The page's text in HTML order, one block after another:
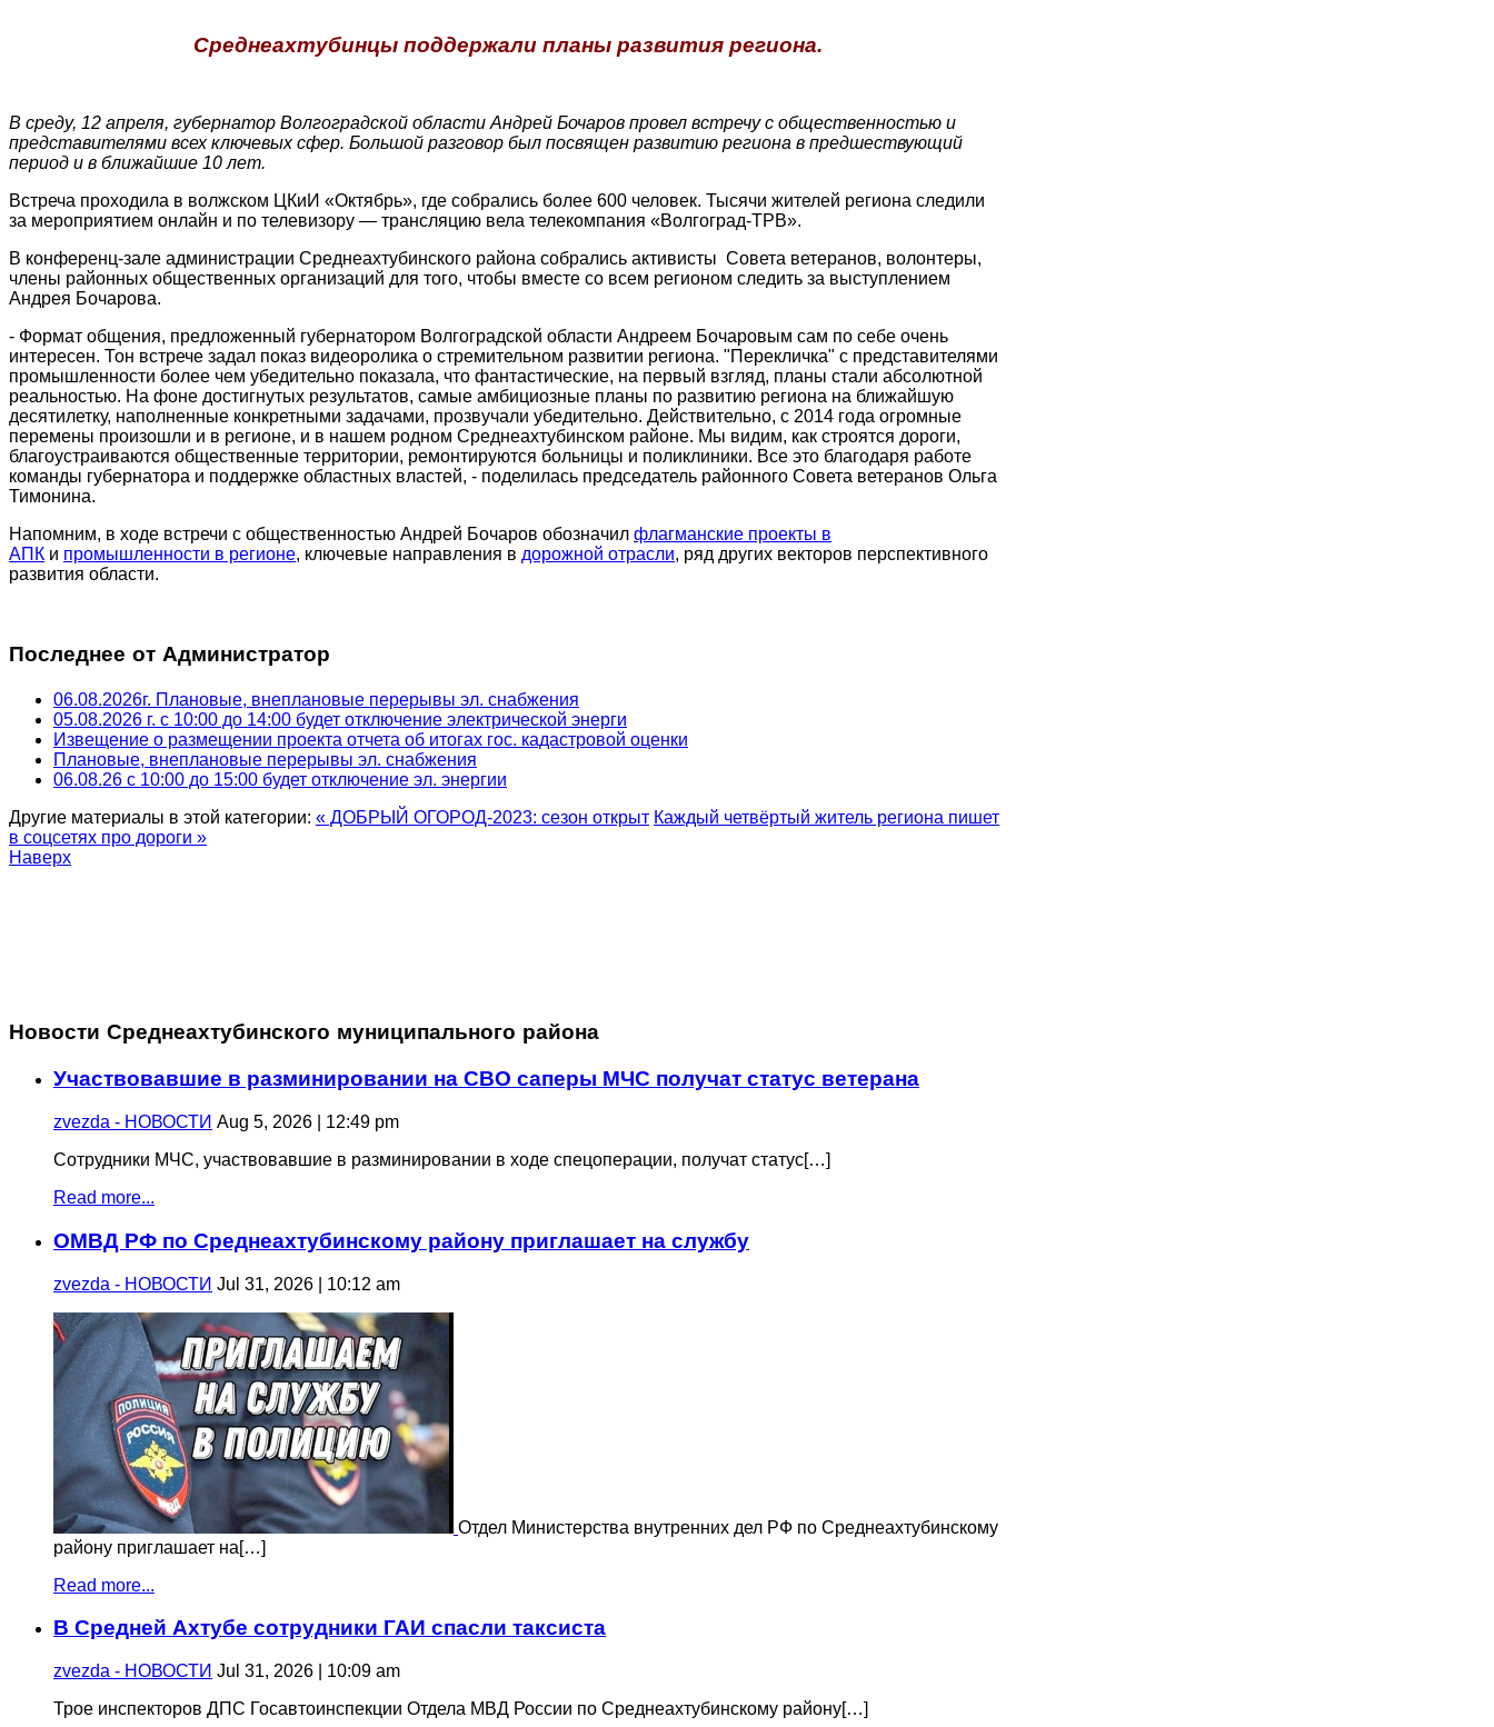
Среднеахтубинцы поддержали планы развития региона.
В среду, 12 апреля, губернатор Волгоградской области Андрей Бочаров провел встречу с общественностью и
представителями всех ключевых сфер. Большой разговор был посвящен развитию региона в предшествующий
период и в ближайшие 10 лет.
Встреча проходила в волжском ЦКиИ «Октябрь», где собрались более 600 человек. Тысячи жителей региона следили
за мероприятием онлайн и по телевизору — трансляцию вела телекомпания «Волгоград-ТРВ».
В конференц-зале администрации Среднеахтубинского района собрались активисты Совета ветеранов, волонтеры,
члены районных общественных организаций для того, чтобы вместе со всем регионом следить за выступлением
Андрея Бочарова.
- Формат общения, предложенный губернатором Волгоградской области Андреем Бочаровым сам по себе очень
интересен. Тон встрече задал показ видеоролика о стремительном развитии региона. "Перекличка" с представителями
промышленности более чем убедительно показала, что фантастические, на первый взгляд, планы стали абсолютной
реальностью. На фоне достигнутых результатов, самые амбициозные планы по развитию региона на ближайшую
десятилетку, наполненные конкретными задачами, прозвучали убедительно. Действительно, с 2014 года огромные
перемены произошли и в регионе, и в нашем родном Среднеахтубинском районе. Мы видим, как строятся дороги,
благоустраиваются общественные территории, ремонтируются больницы и поликлиники. Все это благодаря работе
команды губернатора и поддержке областных властей, - поделилась председатель районного Совета ветеранов Ольга
Тимонина.
Напомним, в ходе встречи с общественностью Андрей Бочаров обозначил флагманские проекты в
АПК и промышленности в регионе, ключевые направления в дорожной отрасли, ряд других векторов перспективного
развития области.
Последнее от Администратор
06.08.2026г. Плановые, внеплановые перерывы эл. снабжения
05.08.2026 г. с 10:00 до 14:00 будет отключение электрической энерги
Извещение о размещении проекта отчета об итогах гос. кадастровой оценки
Плановые, внеплановые перерывы эл. снабжения
06.08.26 с 10:00 до 15:00 будет отключение эл. энергии
Другие материалы в этой категории: « ДОБРЫЙ ОГОРОД-2023: сезон открыт Каждый четвёртый житель региона пишет
в соцсетях про дороги »
Наверх
Новости Среднеахтубинского муниципального района
Участвовавшие в разминировании на СВО саперы МЧС получат статус ветерана
zvezda - НОВОСТИ Aug 5, 2026 | 12:49 pm
Сотрудники МЧС, участвовавшие в разминировании в ходе спецоперации, получат статус[…]
Read more...
ОМВД РФ по Среднеахтубинскому району приглашает на службу
zvezda - НОВОСТИ Jul 31, 2026 | 10:12 am
Отдел Министерства внутренних дел РФ по Среднеахтубинскому
району приглашает на[…]
Read more...
В Средней Ахтубе сотрудники ГАИ спасли таксиста
zvezda - НОВОСТИ Jul 31, 2026 | 10:09 am
Трое инспекторов ДПС Госавтоинспекции Отдела МВД России по Среднеахтубинскому району[…]